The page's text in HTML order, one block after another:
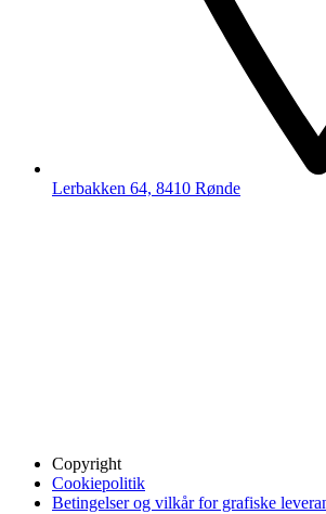
Lerbakken 64, 8410 Rønde
Copyright
Cookiepolitik
Betingelser og vilkår for grafiske